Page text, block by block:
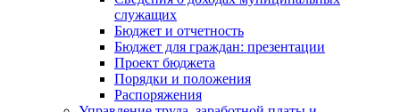
служащих
Бюджет и отчетность
Бюджет для граждан: презентации
Проект бюджета
Порядки и положения
Распоряжения